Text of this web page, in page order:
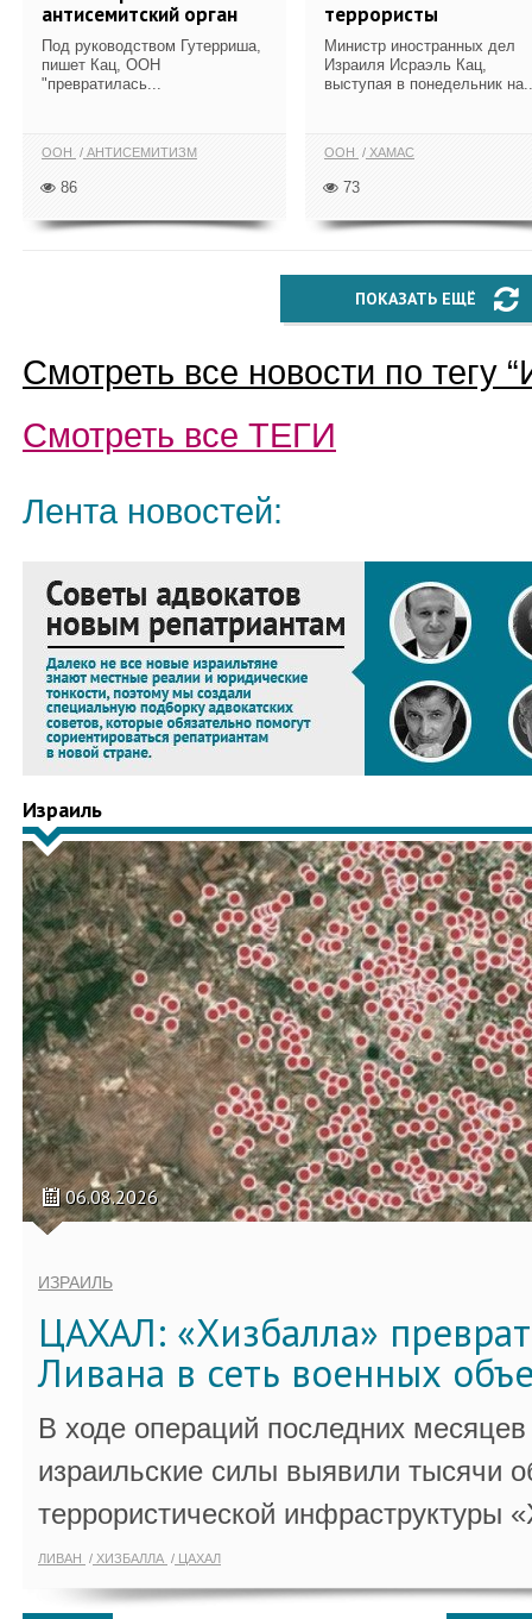
антисемитский орган
Под руководством Гутерриша,
пишет Кац, ООН
"превратилась...
ООН АНТИСЕМИТИЗМ
86
террористы
Министр иностранных дел
Израиля Исраэль Кац,
выступая в понедельник
ООН ХАМАС
73
ПОКАЗАТЬ ЕЩЁ
Смотреть все новости по тегу “
Смотреть все ТЕГИ
Лента новостей:
Израиль
06.08.2026
ИЗРАИЛЬ
ЦАХАЛ: «Хизбалла»
Ливана в сеть военных
В ходе операций последних
израильские силы выявили тысячи
террористической инфраструктуры
ЛИВАН ХИЗБАЛЛА ЦАХАЛ